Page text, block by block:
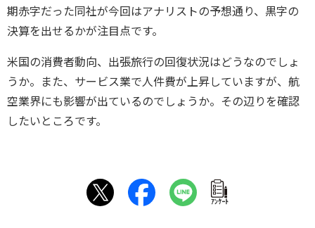
期赤字だった同社が今回はアナリストの予想通り、黒字の
決算を出せるかが注目点です。
米国の消費者動向、出張旅行の回復状況はどうなのでしょ
うか。また、サービス業で人件費が上昇していますが、航
空業界にも影響が出ているのでしょうか。その辺りを確認
したいところです。
ｱﾝｹｰﾄ